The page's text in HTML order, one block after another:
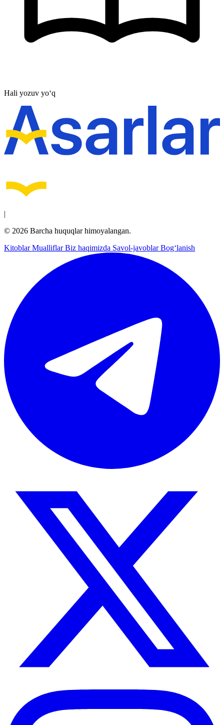
Hali yozuv yo‘q
|
© 2026 Barcha huquqlar himoyalangan.
KitoblarMualliflarBiz haqimizda Savol-javoblarBog‘lanish